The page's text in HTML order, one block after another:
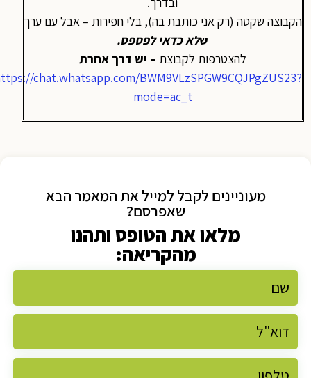
הקבוצה שקטה (רק אני כותבת בה), בלי חפירות – אבל עם ערך
שלא כדאי לפספס.
להצטרפות לקבוצת – יש דרך אחרת
chat.whatsapp.com/BWM9VLzSPGW9CQJPgZUS23?
mode=ac_t
מעוניינים לקבל למייל את המאמר הבא
שאפרסם?
מלאו את הטופס ותהנו
מהקריאה: